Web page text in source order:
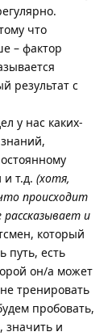
что
– фактор
результат с
у нас каких-
т.д. (хотя,
происходит
и
который
путь, есть
он/а может
тренировать
пробовать,
значить и